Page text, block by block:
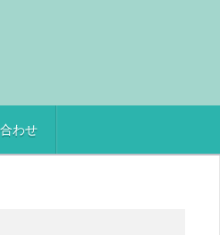
わせ